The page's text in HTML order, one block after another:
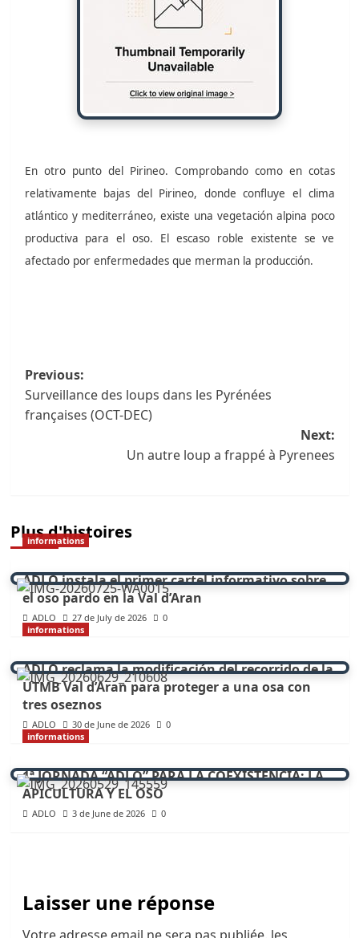
En otro punto del Pirineo. Comprobando como en cotas
relativamente bajas del Pirineo, donde confluye el clima
atlántico y mediterráneo, existe una vegetación alpina poco
productiva para el oso. El escaso roble existente se ve
afectado por enfermedades que merman la producción.
Navigation
des
articles
Previous:
Surveillance des loups dans les Pyrénées
françaises (OCT-DEC)
Next:
Un autre loup a frappé à Pyrenees
Plus d'histoires
informations
ADLO instala el primer cartel informativo sobre
el oso pardo en la Val d’Aran
ADLO 27 de July de 2026
0
informations
ADLO reclama la modificación del recorrido de la
UTMB Val d’Aran para proteger a una osa con
tres oseznos
ADLO 30 de June de 2026
0
informations
1ª JORNADA “ADLO” PARA LA COEXISTENCIA: LA
APICULTURA Y EL OSO
ADLO 3 de June de 2026 0
Laisser une réponse